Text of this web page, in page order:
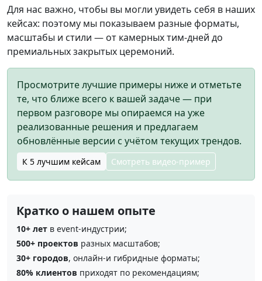
Для нас важно, чтобы вы могли увидеть себя в наших
кейсах: поэтому мы показываем разные форматы,
масштабы и стили — от камерных тим‑дней до
премиальных закрытых церемоний.
Просмотрите лучшие примеры ниже и отметьте
те, что ближе всего к вашей задаче — при
первом разговоре мы опираемся на уже
реализованные решения и предлагаем
обновлённые версии с учётом текущих трендов.
К 5 лучшим кейсам Смотреть видео‑пример
Кратко о нашем опыте
10+ лет в event‑индустрии;
500+ проектов разных масштабов;
30+ городов, онлайн‑и гибридные форматы;
80% клиентов приходят по рекомендациям;